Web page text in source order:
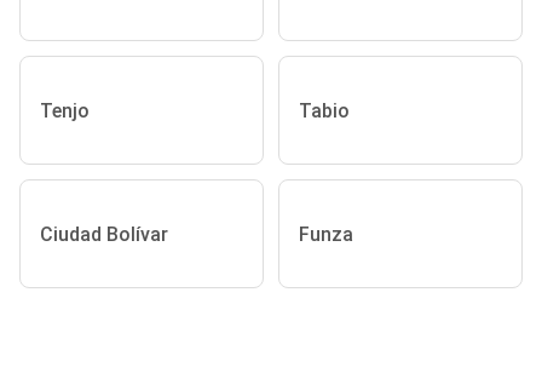
Tenjo Tabio
Ciudad Bolívar Funza